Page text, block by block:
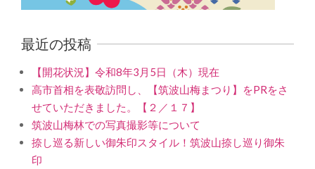
最近の投稿
【開花状況】令和8年3月5日（木）現在
高市首相を表敬訪問し、【筑波山梅まつり】をPRをさ
せていただきました。【２／１７】
筑波山梅林での写真撮影等について
捺し巡る新しい御朱印スタイル！筑波山捺し巡り御朱
印